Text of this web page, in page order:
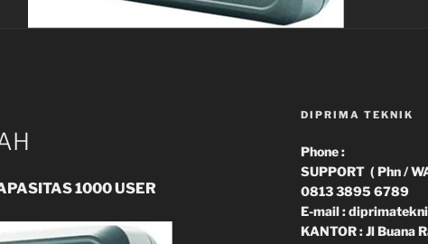
1000 USER
DIPRIMA TEKNIK
Phone :
SUPPORT ( Phn /
0813 3895 6789
E-mail :
KANTOR : Jl Buana